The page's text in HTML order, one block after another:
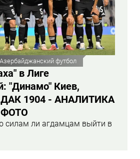
Азербайджанский футбол
в Лиге
"Динамо" Киев,
ДАК 1904 - АНАЛИТИКА
ФОТО
силам ли агдамцам выйти в